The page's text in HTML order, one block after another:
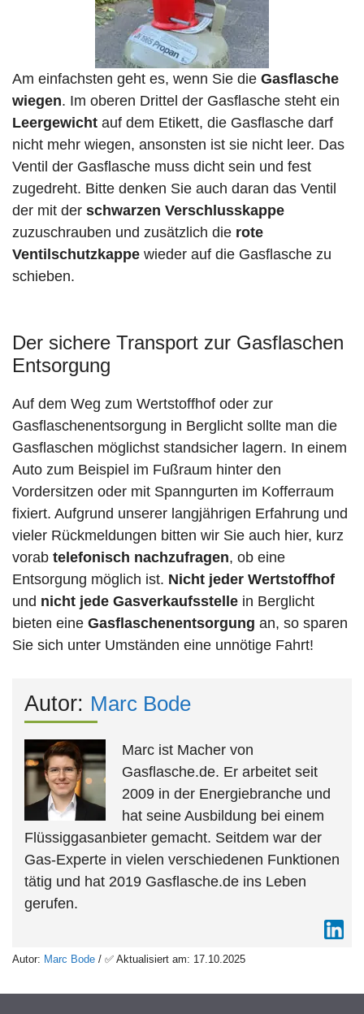
Am einfachsten geht es, wenn Sie die Gasflasche
wiegen. Im oberen Drittel der Gasflasche steht ein
Leergewicht auf dem Etikett, die Gasflasche darf
nicht mehr wiegen, ansonsten ist sie nicht leer. Das
Ventil der Gasflasche muss dicht sein und fest
zugedreht. Bitte denken Sie auch daran das Ventil
der mit der schwarzen Verschlusskappe
zuzuschrauben und zusätzlich die rote
Ventilschutzkappe wieder auf die Gasflasche zu
schieben.
Der sichere Transport zur Gasflaschen
Entsorgung
Auf dem Weg zum Wertstoffhof oder zur
Gasflaschenentsorgung in Berglicht sollte man die
Gasflaschen möglichst standsicher lagern. In einem
Auto zum Beispiel im Fußraum hinter den
Vordersitzen oder mit Spanngurten im Kofferraum
fixiert. Aufgrund unserer langjährigen Erfahrung und
vieler Rückmeldungen bitten wir Sie auch hier, kurz
vorab telefonisch nachzufragen, ob eine
Entsorgung möglich ist. Nicht jeder Wertstoffhof
und nicht jede Gasverkaufsstelle in Berglicht
bieten eine Gasflaschenentsorgung an, so sparen
Sie sich unter Umständen eine unnötige Fahrt!
Autor: Marc Bode
Marc ist Macher von
Gasflasche.de. Er arbeitet seit
2009 in der Energiebranche und
hat seine Ausbildung bei einem
Flüssiggasanbieter gemacht. Seitdem war der
Gas-Experte in vielen verschiedenen Funktionen
tätig und hat 2019 Gasflasche.de ins Leben
gerufen.
Autor: Marc Bode / ✅ Aktualisiert am: 17.10.2025